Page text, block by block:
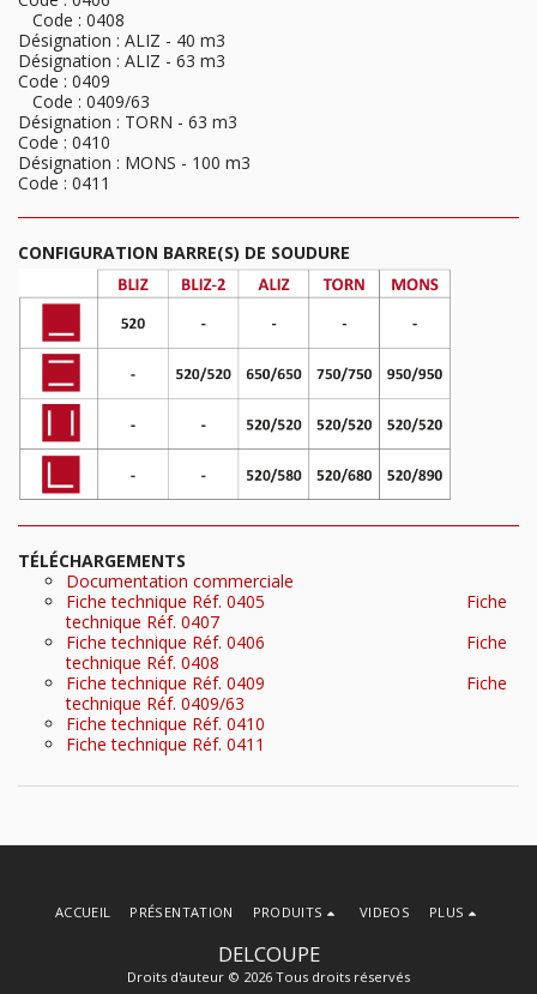
Code : 0408
Désignation : ALIZ - 40 m3
Désignation : ALIZ - 63 m3
Code : 0409
Code : 0409/63
Désignation : TORN - 63 m3
Code : 0410
Désignation : MONS - 100 m3
Code : 0411
CONFIGURATION BARRE(S) DE SOUDURE
TÉLÉCHARGEMENTS
Documentation commerciale
Fiche technique Réf. 0405
Fiche
technique Réf. 0407
Fiche technique Réf. 0406
Fiche
technique Réf. 0408
Fiche technique Réf. 0409
Fiche
technique Réf. 0409/63
Fiche technique Réf. 0410
Fiche technique Réf. 0411
DELCOUPE
Droits d'auteur © 2026 Tous droits réservés
ACCUEIL PRÉSENTATION PRODUITS VIDEOS PLUS